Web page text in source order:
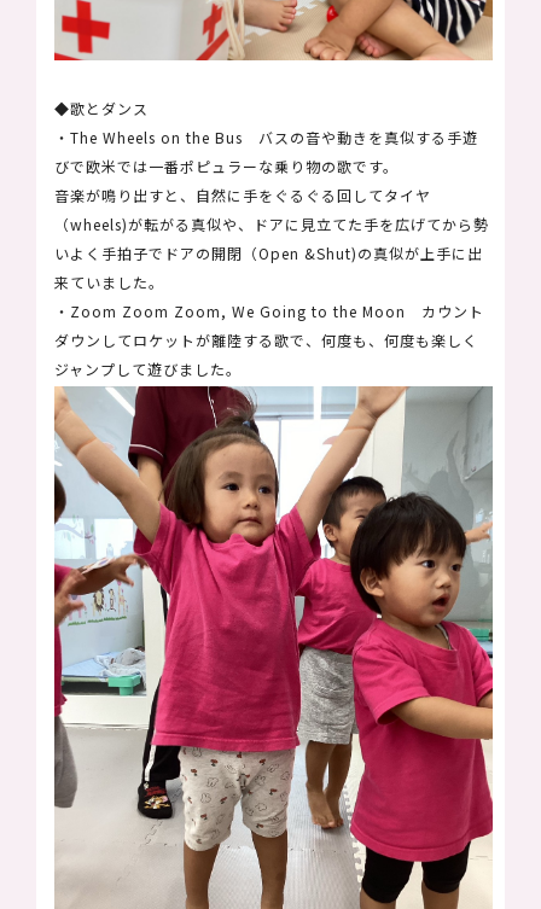
◆歌とダンス
・The Wheels on the Bus バスの音や動きを真似する手遊
びで欧米では一番ポピュラーな乗り物の歌です。
音楽が鳴り出すと、自然に手をぐるぐる回してタイヤ
（wheels)が転がる真似や、ドアに見立てた手を広げてから勢
いよく手拍子でドアの開閉（Open &Shut)の真似が上手に出
来ていました。
・Zoom Zoom Zoom, We Going to the Moon カウント
ダウンしてロケットが離陸する歌で、何度も、何度も楽しく
ジャンプして遊びました。